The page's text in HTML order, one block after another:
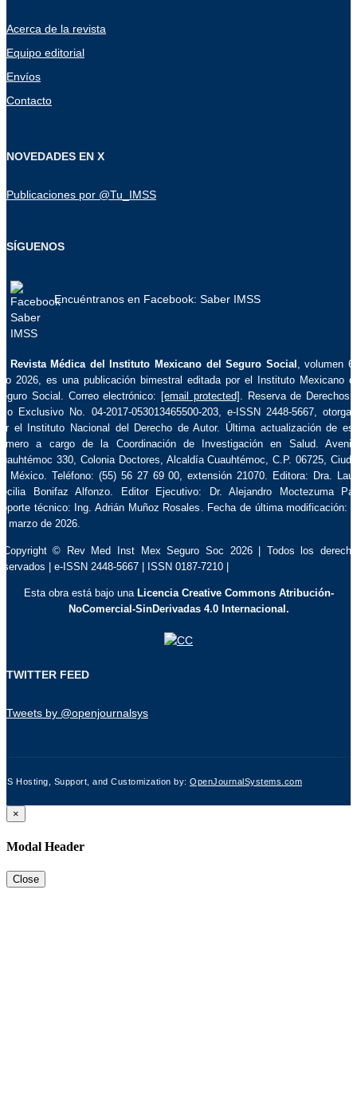
Acerca de la revista
Equipo editorial
Envíos
Contacto
NOVEDADES EN X
Publicaciones por @Tu_IMSS
SÍGUENOS
Encuéntranos en Facebook: Saber IMSS
Revista Médica del Instituto Mexicano del Seguro Social , volumen
2026, es una publicación bimestral editada por el Instituto Mexicano
Social. Correo electrónico: [email protected] . Reserva de Derechos
Exclusivo No. 04-2017-053013465500-203, e-ISSN 2448-5667,
el Instituto Nacional del Derecho de Autor. Última actualización de
a cargo de la Coordinación de Investigación en Salud.
330, Colonia Doctores, Alcaldía Cuauhtémoc, C.P. 06725,
México. Teléfono: (55) 56 27 69 00, extensión 21070. Editora: Dra.
Bonifaz Alfonzo. Editor Ejecutivo: Dr. Alejandro Moctezuma
técnico: Ing. Adrián Muñoz Rosales. Fecha de última modificación:
marzo de 2026.
© Rev Med Inst Mex Seguro Soc 2026 | Todos los
| e-ISSN 2448-5667 | ISSN 0187-7210 |
Esta obra está bajo una Licencia Creative Commons Atribución-
NoComercial-SinDerivadas 4.0 Internacional.
TWITTER FEED
Tweets by @openjournalsys
Hosting, Support, and Customization by: OpenJournalSystems.com
×
Modal Header
Close